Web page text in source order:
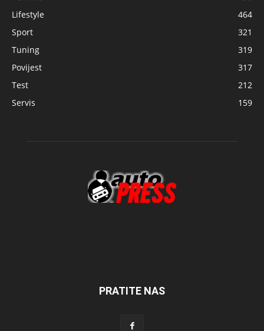
Lifestyle
464
Sport
321
Tuning
319
Povijest
317
Test
212
Servis
159
PRATITE NAS